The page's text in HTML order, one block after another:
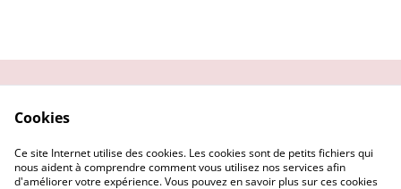
confidentialité
Nos partenaires
Cookies
Ce site Internet utilise des cookies. Les cookies sont de petits fichiers qui
nous aident à comprendre comment vous utilisez nos services afin
d'améliorer votre expérience. Vous pouvez en savoir plus sur ces cookies